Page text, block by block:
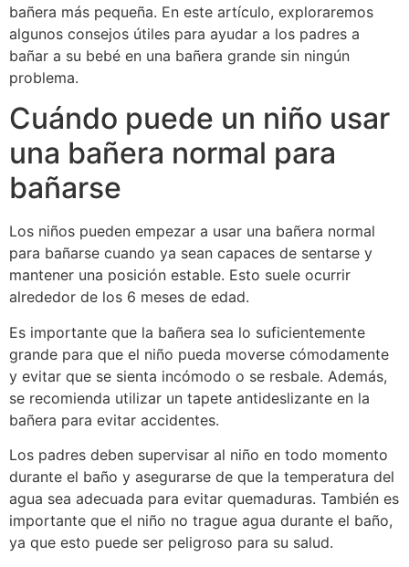
bañera más pequeña. En este artículo, exploraremos
algunos consejos útiles para ayudar a los padres a
bañar a su bebé en una bañera grande sin ningún
problema.
Cuándo puede un niño usar
una bañera normal para
bañarse
Los niños pueden empezar a usar una bañera normal
para bañarse cuando ya sean capaces de sentarse y
mantener una posición estable. Esto suele ocurrir
alrededor de los 6 meses de edad.
Es importante que la bañera sea lo suficientemente
grande para que el niño pueda moverse cómodamente
y evitar que se sienta incómodo o se resbale. Además,
se recomienda utilizar un tapete antideslizante en la
bañera para evitar accidentes.
Los padres deben supervisar al niño en todo momento
durante el baño y asegurarse de que la temperatura del
agua sea adecuada para evitar quemaduras. También es
importante que el niño no trague agua durante el baño,
ya que esto puede ser peligroso para su salud.